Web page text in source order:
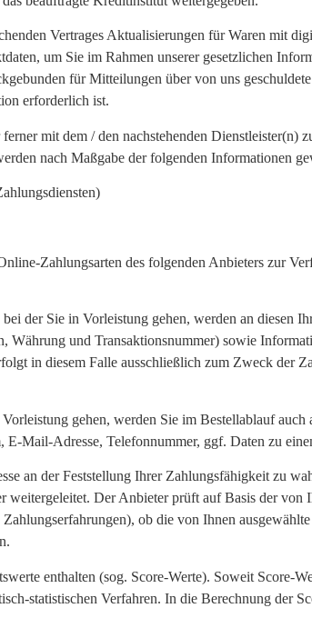
Vertrages Aktualisierungen für Waren mit
um Sie im Rahmen unserer gesetzlichen
für Mitteilungen über von uns
erforderlich ist.
mit dem / den nachstehenden Dienstleister(n)
nach Maßgabe der folgenden Informationen
Zahlungsarten des folgenden Anbieters zur
der Sie in Vorleistung gehen, werden an diesen
Währung und Transaktionsnummer) sowie
in diesem Falle ausschließlich zum Zweck der
gehen, werden Sie im Bestellablauf
E-Mail-Adresse, Telefonnummer, ggf. Daten zu
an der Feststellung Ihrer Zahlungsfähigkeit zu
weitergeleitet. Der Anbieter prüft auf Basis der
ob die von Ihnen
enthalten (sog. Score-Werte). Soweit Score-
statistischen Verfahren. In die Berechnung der